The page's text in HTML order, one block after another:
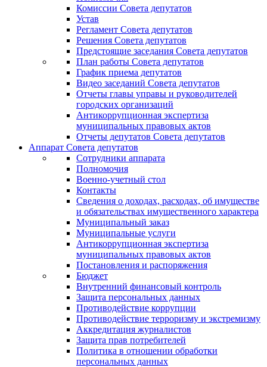
Комиссии Совета депутатов
Устав
Регламент Совета депутатов
Решения Совета депутатов
Предстоящие заседания Совета депутатов
План работы Совета депутатов
График приема депутатов
Видео заседаний Совета депутатов
Отчеты главы управы и руководителей
городских организаций
Антикоррупционная экспертиза
муниципальных правовых актов
Отчеты депутатов Совета депутатов
Аппарат Совета депутатов
Сотрудники аппарата
Полномочия
Военно-учетный стол
Контакты
Сведения о доходах, расходах, об имуществе
и обязательствах имущественного характера
Муниципальный заказ
Муниципальные услуги
Антикоррупционная экспертиза
муниципальных правовых актов
Постановления и распоряжения
Бюджет
Внутренний финансовый контроль
Защита персональных данных
Противодействие коррупции
Противодействие терроризму и экстремизму
Аккредитация журналистов
Защита прав потребителей
Политика в отношении обработки
персональных данных